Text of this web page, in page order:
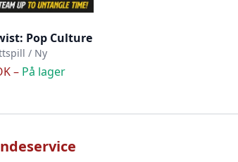
Pop Culture
/ Ny
– På lager